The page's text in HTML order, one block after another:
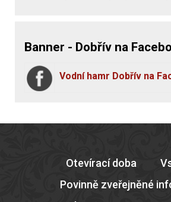
Banner - Dobřív na
Vodní hamr Dobřív na
Otevírací doba
Povinně zveřejněné